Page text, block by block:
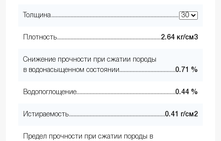
Толщина
Плотность 2.64 кг/см3
Снижение прочности при сжатии породы
в водонасыщенном состоянии
0.71 %
Водопоглощение 0.44 %
Истираемость 0.41 г/см2
Предел прочности при сжатии породы в